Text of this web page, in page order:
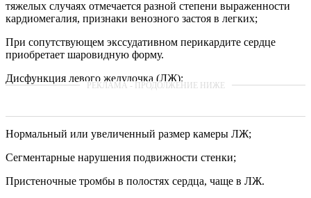
тяжелых случаях отмечается разной степени выраженности
кардиомегалия, признаки венозного застоя в легких;
При сопутствующем экссудативном перикардите сердце
приобретает шаровидную форму.
Дисфункция левого желудочка (ЛЖ);
Нормальный или увеличенный размер камеры ЛЖ;
Сегментарные нарушения подвижности стенки;
Пристеночные тромбы в полостях сердца, чаще в ЛЖ.